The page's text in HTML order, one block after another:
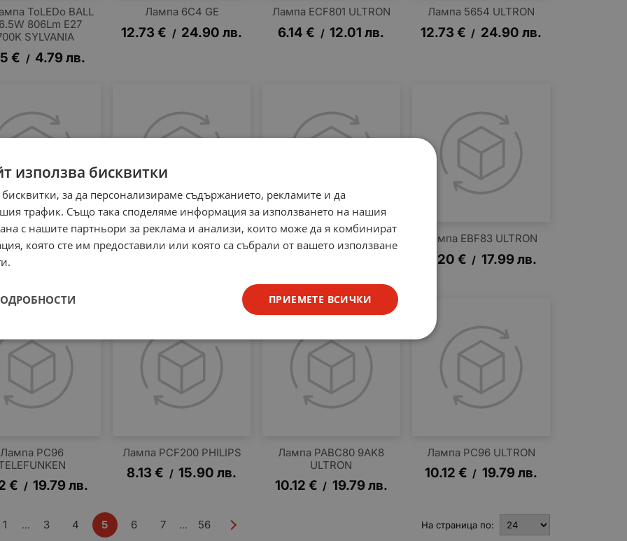
ToLEDo BALL
806Lm E27
SYLVANIA
€ / 4.79лв.
Лампа 6C4 GE
12.73 € / 24.90 лв.
Лампа ECF801 ULTRON
6.14 € / 12.01 лв.
Лампа 5654 ULTRON
12.73 € / 24.90 лв.
UABC80 28AK8
ULTRON
Лампа 12BE6 75U43 RSD
Лампа 1AD4
TELEFUNKEN
Лампа EBF83 ULTRON
9.20 € / 17.99лв.
Лампа PC96
€ / 19.79лв.
Лампа PCF200 PHILIPS
8.13 € / 15.90 лв.
Лампа PABC80 9AK8
ULTRON
10.12 € / 19.79лв.
Лампа PC96 ULTRON
10.12 € / 19.79лв.
1 ... 3 4 5 6 7 ... 56 На страница по:
използва бисквитки
за да персонализираме съдържанието, рекламите и да
трафик. Също така споделяме информация за използването на нашия
с нашите партньори за реклама и анализи, които може да я комбинират
която сте им предоставили или която са събрали от вашето използване
ПРИЕМЕТЕ ВСИЧКИ